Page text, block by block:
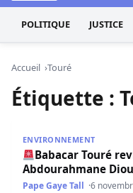
POLITIQUE JUSTICE
Accueil Touré
Étiquette :
ENVIRONNEMENT
Babacar Touré
Abdourahmane
Pape Gaye Tall 6